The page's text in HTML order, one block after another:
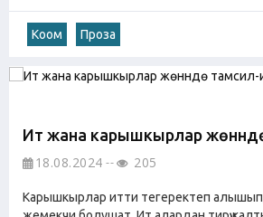
Коом Проза
Ит жана карышкырлар
18.08.2024 205
Карышкырлар итти тегеректеп